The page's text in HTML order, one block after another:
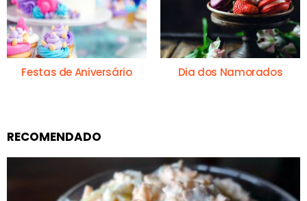
Festas de Aniversário Dia dos Namorados
RECOMENDADO